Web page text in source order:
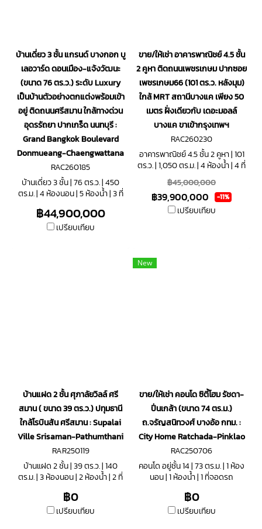
บ้านเดี่ยว 3 ชั้น แกรนด์ บางกอก บู
เลอวาร์ด ดอนเมือง-แจ้งวัฒนะ
(ขนาด 76 ตร.ว.) ระดับ Luxury
เป็นบ้านตัวอย่างตกแต่งพร้อมเข้า
อยู่ ติดถนนศรีสมาน ใกล้ทางด่วน
อุดรรัถยา ปากเกร็ด นนทบุรี :
Grand Bangkok Boulevard
Donmueang-Chaengwattana
RAC260185
บ้านเดี่ยว 3 ชั้น | 76 ตร.ว. | 450
ตร.ม. | 4 ห้องนอน | 5 ห้องน้ำ | 3 ที่
฿44,900,000
เปรียบเทียบ
ขาย/ให้เช่า อาคารพาณิชย์ 4.5 ชั้น
2 คูหา ติดถนนเพชรเกษม ปากซอย
เพชรเกษม66 (101 ตร.ว. หลังมุม)
ใกล้ MRT สถานีบางแค เพียง 50
เมตร ฝั่งเดียวกับ เดอะมอลล์
บางแค ขาเข้ากรุงเทพฯ
RAC260230
อาคารพาณิชย์ 4.5 ชั้น 2 คูหา | 101
ตร.ว. | 1,050 ตร.ม. | 4 ห้องน้ำ | 4 ที่
฿45,000,000
฿39,900,000 -11%
เปรียบเทียบ
บ้านแฝด 2 ชั้น ศุภาลัยวิลล์ ศรี
สมาน ( ขนาด 39 ตร.ว.) ปทุมธานี
ใกล้โรบินสัน ศรีสมาน : Supalai
Ville Srisaman-Pathumthani
RAR250119
บ้านแฝด 2 ชั้น | 39 ตร.ว. | 140
ตร.ม. | 3 ห้องนอน | 2 ห้องน้ำ | 2 ที่
฿0
เปรียบเทียบ
New
ขาย/ให้เช่า คอนโด ซิตี้โฮม รัชดา-
ปิ่นเกล้า (ขนาด 74 ตร.ม.)
ถ.จรัญสนิทวงศ์ บางอ้อ กทม. :
City Home Ratchada-Pinklao
RAC250706
คอนโด อยู่ชั้น 14 | 73 ตร.ม. | 1 ห้อง
นอน | 1 ห้องน้ำ | 1 ที่จอดรถ
฿0
เปรียบเทียบ